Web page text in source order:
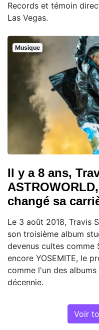
Records et témoin
Las Vegas.
Musique
Il y a 8 ans,
changé sa
Le 3 août 2018, Travis
son troisième album
devenus cultes comme
encore YOSEMITE, le
comme l'un des
décennie.
Voir